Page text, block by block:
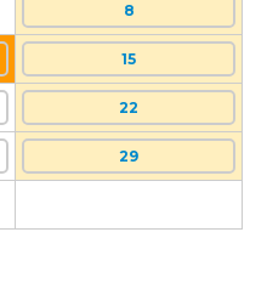
8
15
22
29